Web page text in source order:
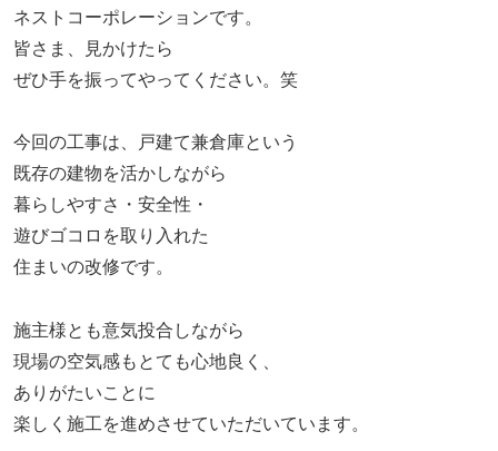
ネストコーポレーションです。
皆さま、見かけたら
ぜひ手を振ってやってください。笑
今回の工事は、戸建て兼倉庫という
既存の建物を活かしながら
暮らしやすさ・安全性・
遊びゴコロを取り入れた
住まいの改修です。
施主様とも意気投合しながら
現場の空気感もとても心地良く、
ありがたいことに
楽しく施工を進めさせていただいています。